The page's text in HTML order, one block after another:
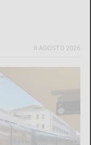
8 AGOSTO 2026